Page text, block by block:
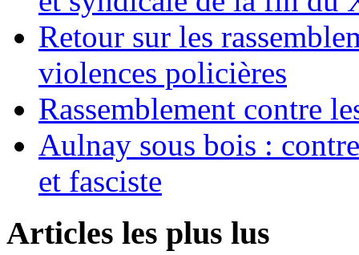
Retour sur les
violences policières
Rassemblement contre
Aulnay sous bois :
et fasciste
Articles les plus lus